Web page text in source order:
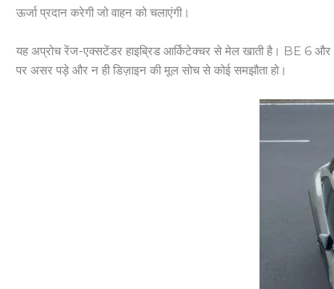
ऊर्जा प्रदान करेगी जो वाहन को चलाएंगी।
यह अप्रोच रेंज-एक्सटेंडर हाइब्रिड आर्किटेक्चर से मेल खाती है। BE 6
पर असर पड़े और न ही डिज़ाइन की मूल सोच से कोई समझौता हो।